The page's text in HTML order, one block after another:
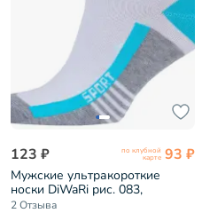
123 ₽ по клубной
карте 93 ₽
Мужские ультракороткие
носки DiWaRi рис. 083,
БИРЮЗОВЫЕ (16С-72СП)
2 Отзыва